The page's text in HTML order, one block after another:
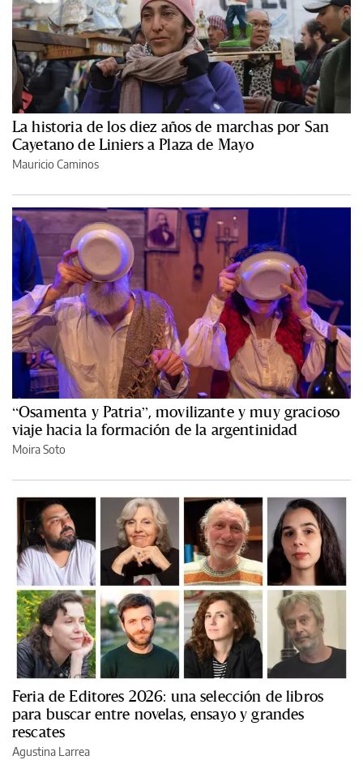
La historia de los diez años de marchas por San
Cayetano de Liniers a Plaza de Mayo
Mauricio Caminos
“Osamenta y Patria”, movilizante y muy gracioso
viaje hacia la formación de la argentinidad
Moira Soto
Feria de Editores 2026: una selección de libros
para buscar entre novelas, ensayo y grandes
rescates
Agustina Larrea